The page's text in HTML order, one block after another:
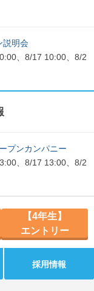
説明会
、8/17 10:00、8/2
プンカンパニー
、8/17 13:00、8/2
【4年生】
エントリー
採用情報